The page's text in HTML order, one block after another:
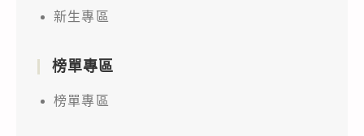
新生專區
榜單專區
榜單專區